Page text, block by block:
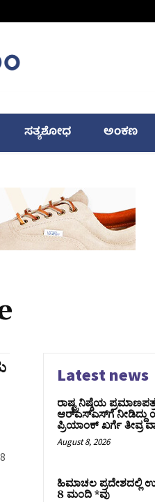
ಸತ್ಯಶೋಧ ಅಂಕಣ
Latest news
ರಾಷ್ಟ್ರನಿಷ್ಠೆಯ
ಆರ್‌ಎಸ್‌ಎಸ್‌ಗೆ ನೀಡಿದ್ದು
ಪ್ರಿಯಾಂಕ್ ಖರ್ಗೆ ತೀವ್ರ
August 8, 2026
ಹಿಮಾಚಲ ಪ್ರದೇಶದಲ್ಲಿ
8 ಮಂದಿ *ವು